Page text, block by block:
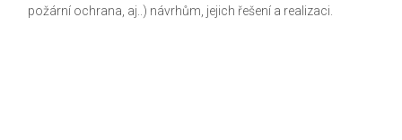
požární ochrana, aj..) návrhům, jejich řešení a realizaci.